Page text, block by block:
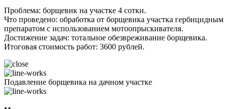
Проблема: борщевик на участке 4 сотки.
Что проведено: обработка от борщевика участка гербицидным
препаратом с использованием мотоопрыскивателя.
Достижение задач: тотальное обезвреживание борщевика.
Итоговая стоимость работ: 3600 рублей.
Подавление борщевика на дачном участке